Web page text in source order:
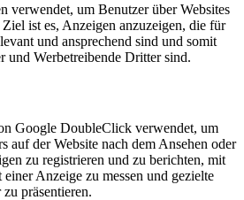
verwendet, um Benutzer über Websites
ist es, Anzeigen anzuzeigen, die für
und ansprechend sind und somit
und Werbetreibende Dritter sind.
Google DoubleClick verwendet, um
auf der Website nach dem Ansehen oder
zu registrieren und zu berichten, mit
Anzeige zu messen und gezielte
präsentieren.